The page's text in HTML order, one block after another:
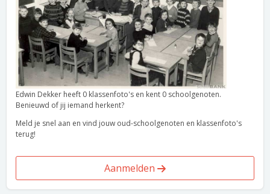
Edwin Dekker heeft 0 klassenfoto's en kent 0 schoolgenoten.
Benieuwd of jij iemand herkent?
Meld je snel aan en vind jouw oud-schoolgenoten en klassenfoto's
terug!
Aanmelden